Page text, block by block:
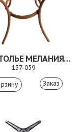
ПОДСТОЛЬЕ МЕЛАНИЯ ХАЙ
137-059
Заказ